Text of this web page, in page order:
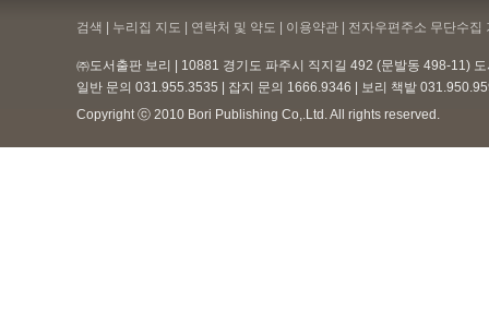
검색 | 누리집 지도 | 연락처 및 약도 | 이용약관 | 전자우편주소 무단수집
㈜도서출판 보리 | 10881 경기도 파주시 직지길 492 (문발동 498-11)
일반 문의 031.955.3535 | 잡지 문의 1666.9346 | 보리 책밭
Copyright ⓒ 2010 Bori Publishing Co,.Ltd. All rights reserved.